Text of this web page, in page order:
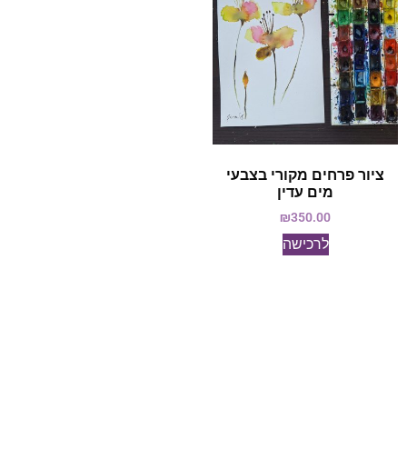
ציור פרחים מקורי בצבעי
מים עדין
₪350.00
לרכישה